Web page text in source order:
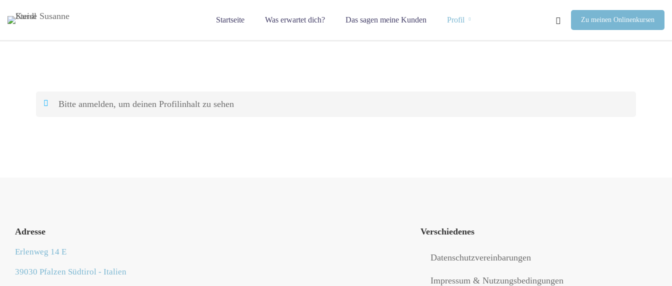
Startseite Was erwartet dich? Das sagen meine Kunden Profil Zu meinen Onlinenkursen
Bitte anmelden, um deinen Profilinhalt zu sehen
Adresse
Erlenweg 14 E
39030 Pfalzen Südtirol - Italien
Verschiedenes
Datenschutzvereinbarungen
Impressum & Nutzungsbedingungen